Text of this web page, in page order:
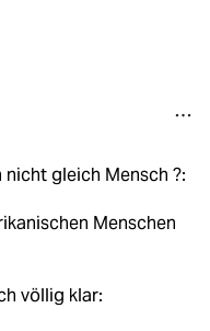
nicht gleich Mensch ?:
Menschen
völlig klar: